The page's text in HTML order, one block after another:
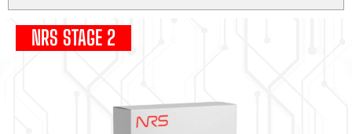
NRS STAGE 2